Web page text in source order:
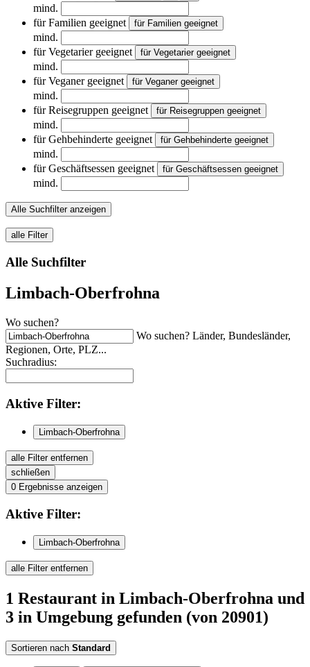
mind.
für Familien geeignet
für Familien geeignet
mind.
für Vegetarier geeignet
für Vegetarier geeignet
mind.
für Veganer geeignet
für Veganer geeignet
mind.
für Reisegruppen geeignet
für Reisegruppen geeignet
mind.
für Gehbehinderte geeignet
für Gehbehinderte geeignet
mind.
für Geschäftsessen geeignet
für Geschäftsessen geeignet
mind.
Alle Suchfilter anzeigen
alle Filter
Alle Suchfilter
Limbach-Oberfrohna
Wo suchen?
Wo suchen? Länder, Bundesländer,
Regionen, Orte, PLZ...
Suchradius:
Aktive Filter:
Limbach-Oberfrohna
alle Filter entfernen
schließen
0 Ergebnisse anzeigen
Aktive Filter:
Limbach-Oberfrohna
alle Filter entfernen
1 Restaurant in Limbach-Oberfrohna und
3 in Umgebung gefunden (von 20901)
Sortieren nach Standard